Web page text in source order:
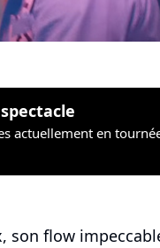
actuellement en
son flow